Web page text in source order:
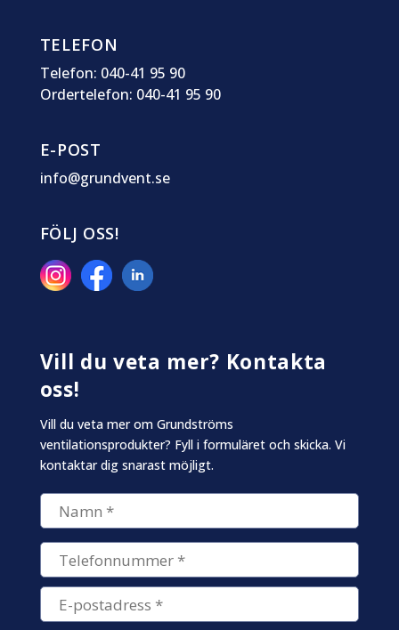
TELEFON
Telefon: 040-41 95 90
Ordertelefon: 040-41 95 90
E-POST
info@grundvent.se
FÖLJ OSS!
Vill du veta mer? Kontakta
oss!
Vill du veta mer om Grundströms
ventilationsprodukter? Fyll i formuläret och skicka. Vi
kontaktar dig snarast möjligt.